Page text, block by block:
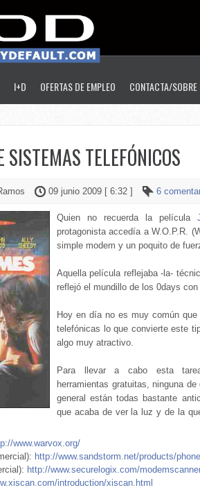
I+D OFERTAS DE EMPLEO CONTACTA/
TELEFÓNICOS
09 junio 2009 [ 6:32 ] 6
Quien no recuerda la película
protagonista accedía a W.O.P.R.
simple modem y un poquito de
Aquella película reflejaba -la-
reflejó el mundillo de los 0days
Hoy en día no es muy común
telefónicas lo que convierte este
algo muy atractivo.
Para llevar a cabo esta
herramientas gratuitas, ninguna
general están todas bastante
que acaba de ver la luz y de la
www.warvox.org/
http://www.sandstorm.net/products/
http://www.securelogix.com/
introduction/xiscan.html